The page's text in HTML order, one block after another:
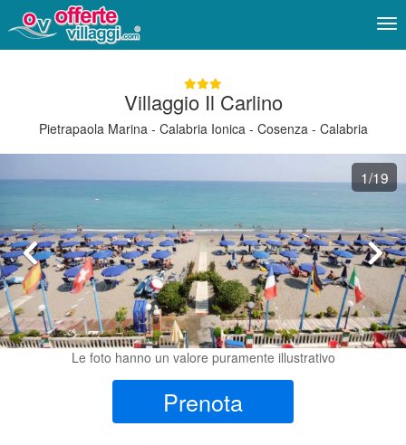
Villaggio Il Carlino
Pietrapaola Marina - Calabria Ionica - Cosenza - Calabria
1/19
Le foto hanno un valore puramente illustrativo
Prenota